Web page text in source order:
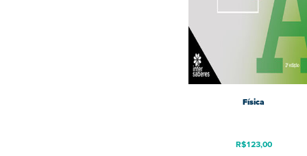
Física
R$123,00